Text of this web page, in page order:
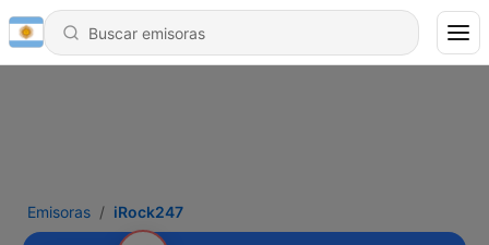
Emisoras iRock247